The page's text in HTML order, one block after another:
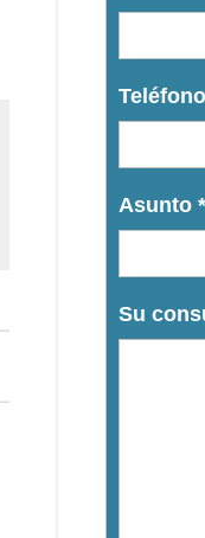
Asunto *
Su